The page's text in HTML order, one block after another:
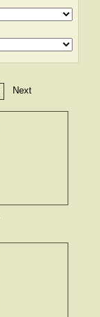
Next